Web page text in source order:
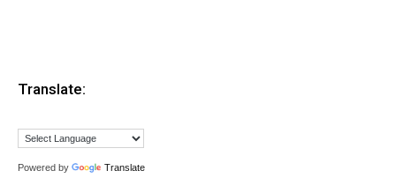
Translate:
Powered by Translate